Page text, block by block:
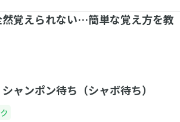
覚えられない…簡単な覚え方を教
シャンポン待ち（シャボ待ち）